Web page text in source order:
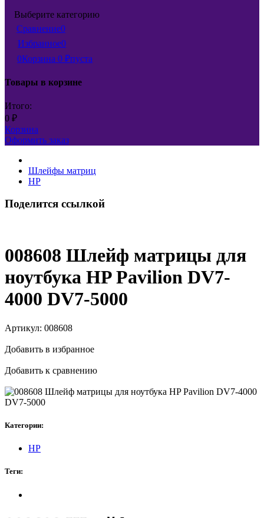
Выберите категорию
Сравнение0
Избранное0
0Корзина 0 ₽пуста
Товары в корзине
Итого:
0 ₽
Корзина
Оформить заказ
Шлейфы матриц
HP
Поделится ссылкой
008608 Шлейф матрицы для
ноутбука HP Pavilion DV7-
4000 DV7-5000
Артикул: 008608
Добавить в избранное
Добавить к сравнению
Категории:
HP
Теги: